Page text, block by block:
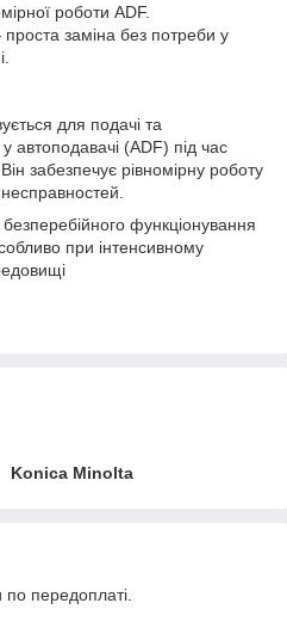
роботи ADF.
проста заміна без потреби у
для подачі та
автоподавачі (ADF) під час
забезпечує рівномірну роботу
несправностей.
функціонування
при інтенсивному
Konica Minolta
по передоплаті.